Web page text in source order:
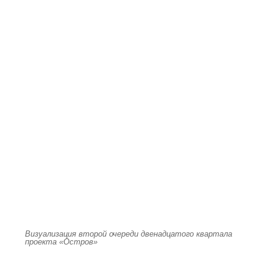
Визуализация второй очереди двенадцатого квартала
проекта «Остров»